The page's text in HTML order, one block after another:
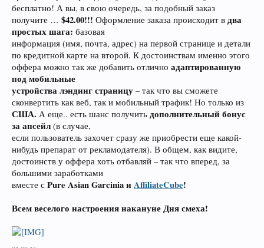
бесплатно! А вы, в свою очередь, за подобный заказ
получите … $42.00!!! Оформление заказа происходит в два
простых шага: базовая
информация (имя, почта, адрес) на первой странице и детали
по кредитной карте на второй. К достоинствам именно этого
оффера можно так же добавить отлично адаптированную
под мобильные
устройства лэндинг страницу – так что вы сможете
сконвертить как веб, так и мобильный трафик! Но только из
США. А еще.. есть шанс получить дополнительный бонус
за апсейл (в случае,
если пользователь захочет сразу же приобрести еще какой-
нибудь препарат от рекламодателя). В общем, как видите,
достоинств у оффера хоть отбавляй – так что вперед, за
большими заработками
вместе с Pure Asian Garcinia иAffiliateCube!
Всем веселого настроения накануне Дня смеха!